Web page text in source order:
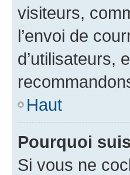
visiteurs,
l’envoi de
d’utilisateurs,
Haut
Pourquoi
Si vous ne